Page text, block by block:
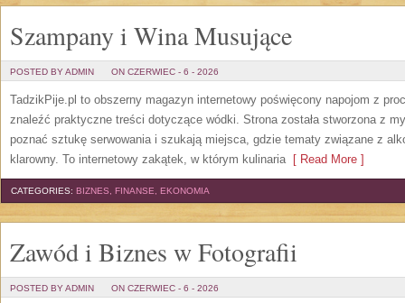
Szampany i Wina Musujące
POSTED BY ADMIN ON CZERWIEC - 6 - 2026
TadzikPije.pl to obszerny magazyn internetowy poświęcony napojom z
znaleźć praktyczne treści dotyczące wódki. Strona została stworzona z
poznać sztukę serwowania i szukają miejsca, gdzie tematy związane z
klarowny. To internetowy zakątek, w którym kulinaria[ Read More ]
CATEGORIES: BIZNES, FINANSE, EKONOMIA
Zawód i Biznes w Fotografii
POSTED BY ADMIN ON CZERWIEC - 6 - 2026